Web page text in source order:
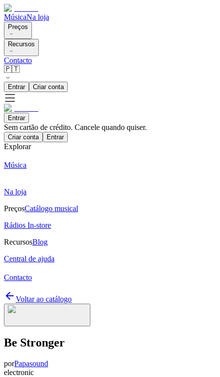
MúsicaNa loja
Preços
Recursos
Contacto
🇵🇹
Entrar Criar conta
Entrar
Sem cartão de crédito. Cancele quando quiser.
Criar conta Entrar
Explorar
Música
Na loja
PreçosCatálogo musical
Rádios In-store
RecursosBlog
Central de ajuda
Contacto
Voltar ao catálogo
Be Stronger
porPapasound
electronic